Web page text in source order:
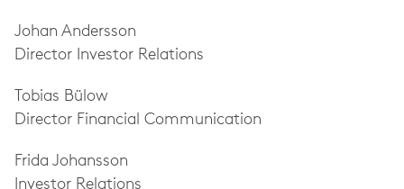
Johan Andersson
Director Investor Relations
Tobias Bülow
Director Financial Communication
Frida Johansson
Investor Relations